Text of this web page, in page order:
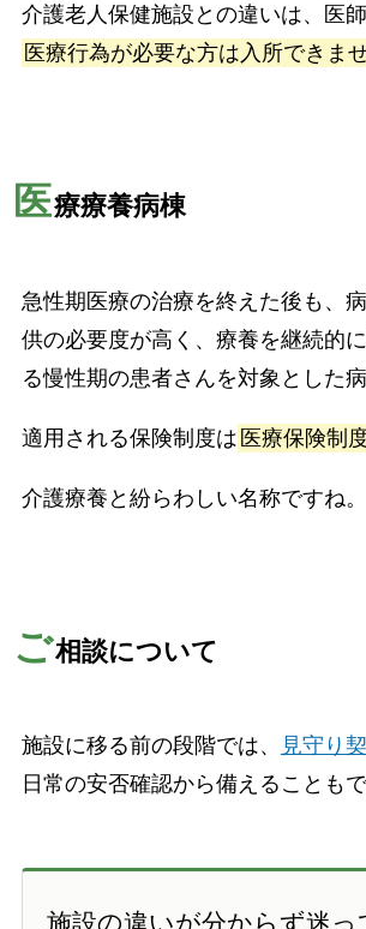
介護老人保健施設との違いは、医
医療行為が必要な方は入所できま
医療療養病棟
急性期医療の治療を終えた後も、
供の必要度が高く、療養を継続的
る慢性期の患者さんを対象とした病
適用される保険制度は 医療保険制
介護療養と紛らわしい名称ですね。
ご相談について
施設に移る前の段階では、 見守り
日常の安否確認から備えることもで
施設の違いが分からず迷っ